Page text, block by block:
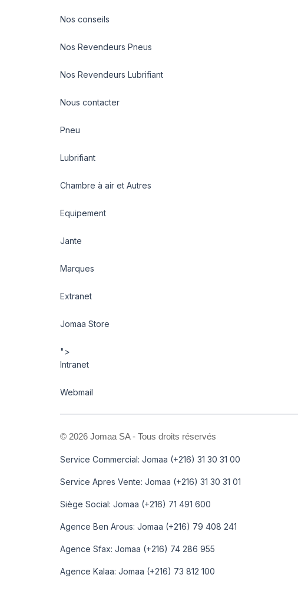
Nos conseils
Nos Revendeurs Pneus
Nos Revendeurs Lubrifiant
Nous contacter
Pneu
Lubrifiant
Chambre à air et Autres
Equipement
Jante
Marques
Extranet
Jomaa Store
">
Intranet
Webmail
© 2026 Jomaa SA - Tous droits réservés
Service Commercial: Jomaa (+216) 31 30 31 00
Service Apres Vente: Jomaa (+216) 31 30 31 01
Siège Social: Jomaa (+216) 71 491 600
Agence Ben Arous: Jomaa (+216) 79 408 241
Agence Sfax: Jomaa (+216) 74 286 955
Agence Kalaa: Jomaa (+216) 73 812 100